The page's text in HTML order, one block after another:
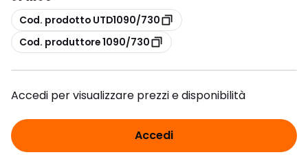
copia
Cod. prodotto UTD1090/730
copia
Cod. produttore 1090/730
Accedi per visualizzare prezzi e disponibilità
Accedi